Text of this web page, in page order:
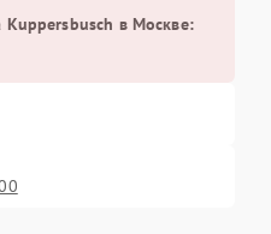
Kuppersbusch в Москве: